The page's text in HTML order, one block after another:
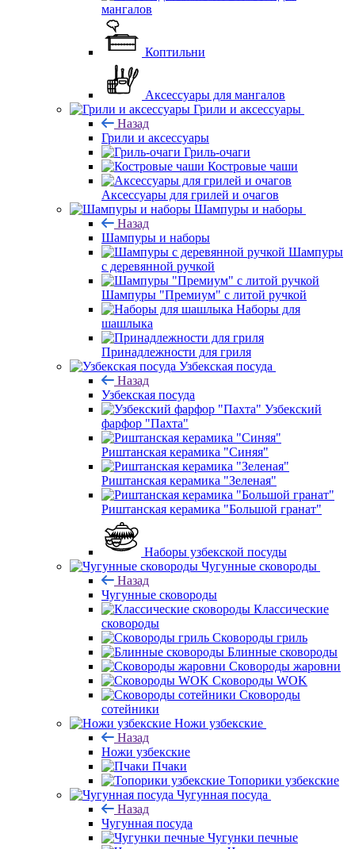
мангалов
Коптильни
Аксессуары для мангалов
Грили и аксессуары
Назад
Грили и аксессуары
Гриль-очаги
Костровые чаши
Аксессуары для грилей и очагов
Шампуры и наборы
Назад
Шампуры и наборы
Шампуры
с деревянной ручкой
Шампуры "Премиум" с литой ручкой
Наборы для
шашлыка
Принадлежности для гриля
Узбекская посуда
Назад
Узбекская посуда
Узбекский
фарфор "Пахта"
Риштанская керамика "Синяя"
Риштанская керамика "Зеленая"
Риштанская керамика "Большой гранат"
Наборы узбекской посуды
Чугунные сковороды
Назад
Чугунные сковороды
Классические
сковороды
Сковороды гриль
Блинные сковороды
Сковороды жаровни
Сковороды WOK
Сковороды
сотейники
Ножи узбекские
Назад
Ножи узбекские
Пчаки
Топорики узбекские
Чугунная посуда
Назад
Чугунная посуда
Чугунки печные